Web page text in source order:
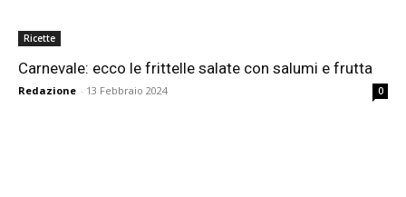
Ricette
Carnevale: ecco le frittelle salate con salumi e frutta
Redazione - 13 Febbraio 2024 0